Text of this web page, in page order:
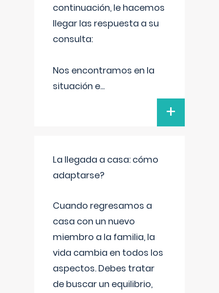
continuación, le hacemos
llegar las respuesta a su
consulta:
Nos encontramos en la
situación e...
+
La llegada a casa: cómo
adaptarse?
Cuando regresamos a
casa con un nuevo
miembro a la familia, la
vida cambia en todos los
aspectos. Debes tratar
de buscar un equilibrio,